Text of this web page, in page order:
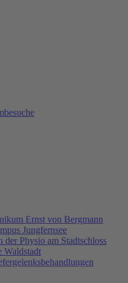
Ernst von Bergmann
Jungfernsee
der Physio am Stadtschloss
Waldstadt